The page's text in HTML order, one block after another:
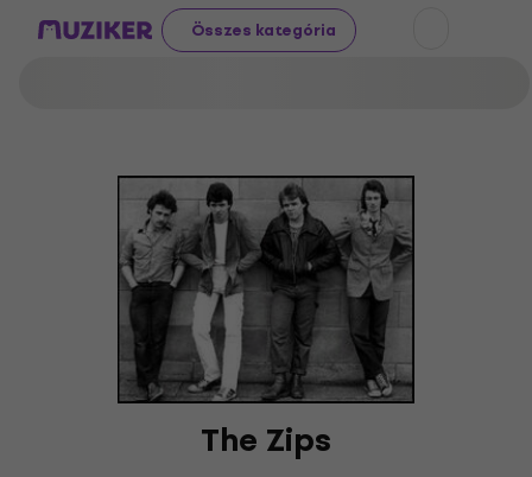
Összes kategória
The Zips